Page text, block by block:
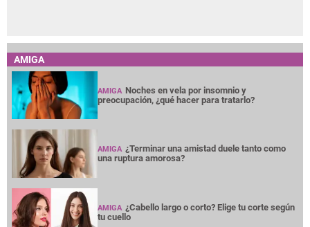
AMIGA
AMIGA Noches en vela por insomnio y
preocupación, ¿qué hacer para tratarlo?
AMIGA ¿Terminar una amistad duele tanto como
una ruptura amorosa?
AMIGA ¿Cabello largo o corto? Elige tu corte según
tu cuello